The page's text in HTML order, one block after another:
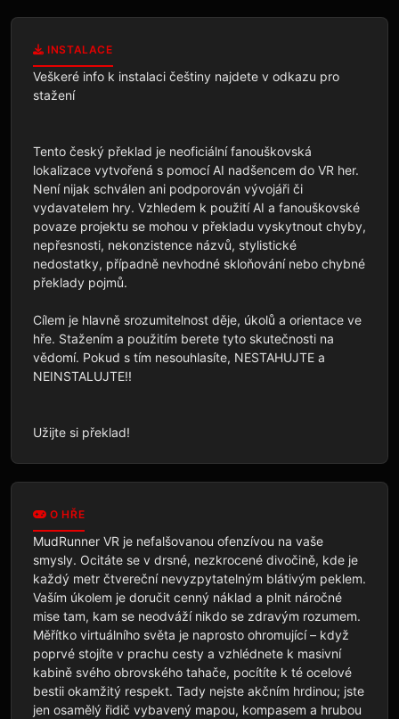
INSTALACE
Veškeré info k instalaci češtiny najdete v odkazu pro
stažení
Tento český překlad je neoficiální fanouškovská
lokalizace vytvořená s pomocí AI nadšencem do VR her.
Není nijak schválen ani podporován vývojáři či
vydavatelem hry. Vzhledem k použití AI a fanouškovské
povaze projektu se mohou v překladu vyskytnout chyby,
nepřesnosti, nekonzistence názvů, stylistické
nedostatky, případně nevhodné skloňování nebo chybné
překlady pojmů.
Cílem je hlavně srozumitelnost děje, úkolů a orientace ve
hře. Stažením a použitím berete tyto skutečnosti na
vědomí. Pokud s tím nesouhlasíte, NESTAHUJTE a
NEINSTALUJTE!!
Užijte si překlad!
O HŘE
MudRunner VR je nefalšovanou ofenzívou na vaše
smysly. Ocitáte se v drsné, nezkrocené divočině, kde je
každý metr čtvereční nevyzpytatelným blátivým peklem.
Vaším úkolem je doručit cenný náklad a plnit náročné
mise tam, kam se neodváží nikdo se zdravým rozumem.
Měřítko virtuálního světa je naprosto ohromující – když
poprvé stojíte v prachu cesty a vzhlédnete k masivní
kabině svého obrovského tahače, pocítíte k té ocelové
bestii okamžitý respekt. Tady nejste akčním hrdinou; jste
jen osamělý řidič vybavený mapou, kompasem a hrubou